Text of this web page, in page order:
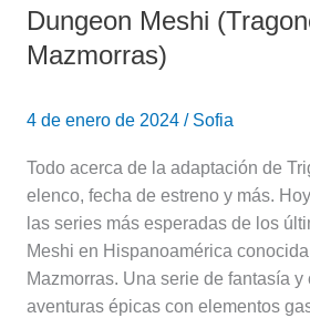
Dungeon Meshi
Mazmorras)
4 de enero de 2024 / Sofia
Todo acerca de la adaptación de
elenco, fecha de estreno y más.
las series más esperadas de los
Meshi en Hispanoamérica
Mazmorras. Una serie de fantasía
aventuras épicas con elementos